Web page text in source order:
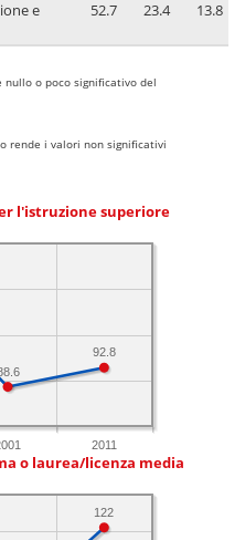
e
52.7 23.4 13.8
o poco significativo del
rende i valori non significativi
l'istruzione superiore
2011
92.8
o laurea/licenza media
122